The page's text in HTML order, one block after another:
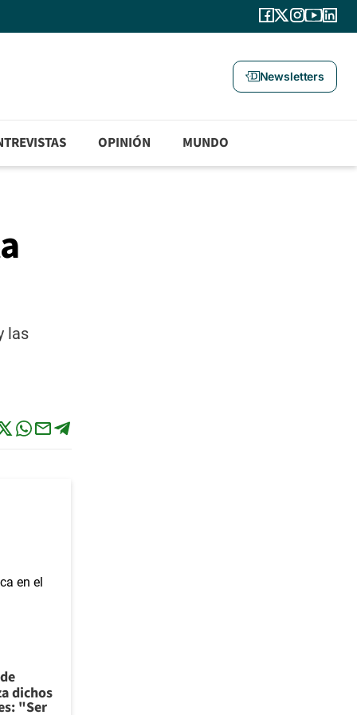
Newsletters
OPINIÓN MUNDO
las
dichos
"Ser